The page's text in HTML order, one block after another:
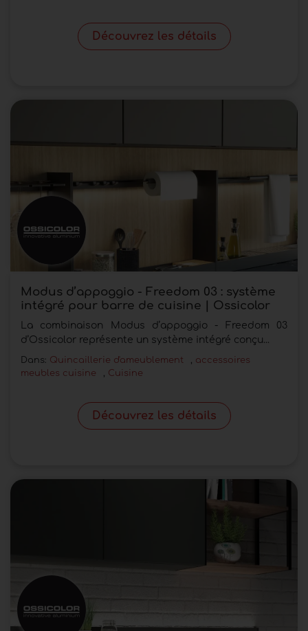
Découvrez les détails
Modus d’appoggio - Freedom 03 : système
intégré pour barre de cuisine | Ossicolor
La combinaison Modus d’appoggio - Freedom 03
d’Ossicolor représente un système intégré conçu...
Dans: Quincaillerie d'ameublement
accessoires
meubles cuisine
Cuisine
Découvrez les détails